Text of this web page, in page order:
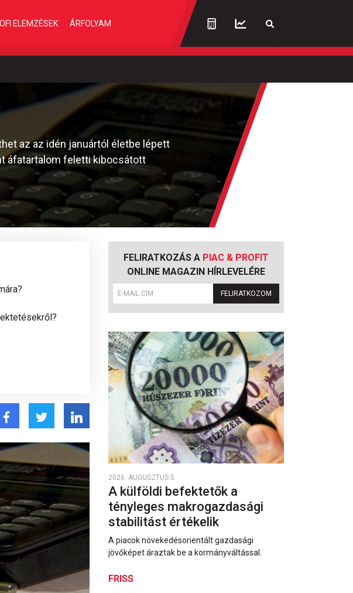
ELEMZÉSEK ÁRFOLYAM
az az idén januártól életbe lépett
áfatartalom feletti kibocsátott
FELIRATKOZÁS A PIAC & PROFIT
ONLINE MAGAZIN HÍRLEVELÉRE
FELIRATKOZOM
2026. AUGUSZTUS 5.
A külföldi befektetők a
tényleges makrogazdasági
stabilitást értékelik
A piacok növekedésorientált gazdasági
jövőképet áraztak be a kormányváltással.
FRISS